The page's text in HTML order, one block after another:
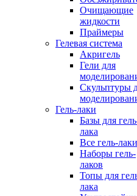
Очищающие
жидкости
Праймеры
Гелевая система
Акригель
Гели для
Скульптуры
Гель-лаки
Базы для
лака
Все гель-лаки
Наборы гель-
лаков
Топы для
лака